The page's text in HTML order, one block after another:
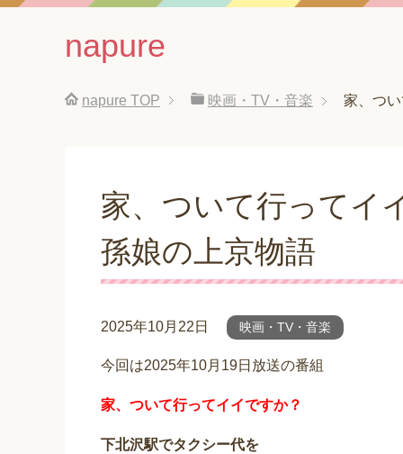
napure
napure TOP 映画・TV・音楽 家、つ
家、ついて行って
孫娘の上京物語
2025年10月22日 映画・TV・音楽
今回は2025年10月19日放送の番組
家、ついて行ってイイですか？
下北沢駅でタクシー代を